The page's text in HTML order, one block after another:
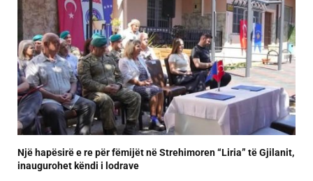
Një hapësirë e re për fëmijët në Strehimoren “Liria” të Gjilanit,
inaugurohet këndi i lodrave